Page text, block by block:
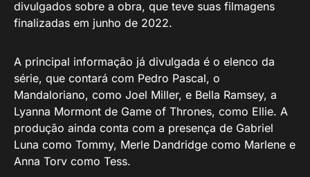
divulgados sobre a obra, que teve suas filmagens
finalizadas em junho de 2022.
A principal informação já divulgada é o elenco da
série, que contará com Pedro Pascal, o
Mandaloriano, como Joel Miller, e Bella Ramsey, a
Lyanna Mormont de Game of Thrones, como Ellie. A
produção ainda conta com a presença de Gabriel
Luna como Tommy, Merle Dandridge como Marlene e
Anna Torv como Tess.